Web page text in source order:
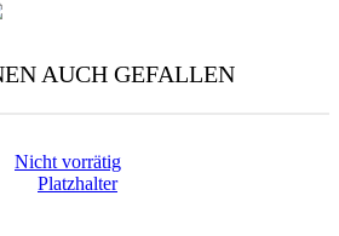
AUCH GEFALLEN
Nicht vorrätig